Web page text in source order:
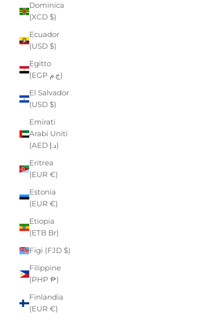
Dominica
(XCD $)
Ecuador
(USD $)
Egitto
(EGP ج.م)
El Salvador
(USD $)
Emirati
Arabi Uniti
(AED د.إ)
Eritrea
(EUR €)
Estonia
(EUR €)
Etiopia
(ETB Br)
Figi (FJD $)
Filippine
(PHP ₱)
Finlandia
(EUR €)